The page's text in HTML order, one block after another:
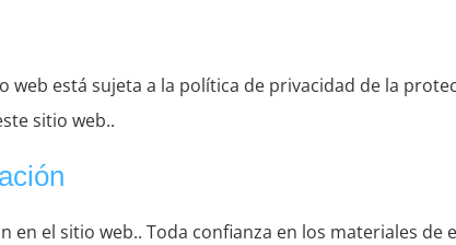
está sujeta a la política de privacidad de la
sitio web..
el sitio web.. Toda confianza en los materiales de